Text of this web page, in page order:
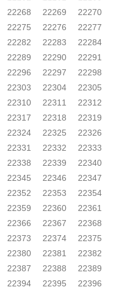
22268 22269
22270
22275 22276
22277
22282 22283
22284
22289 22290
22291
22296 22297
22298
22303 22304
22305
22310 22311
22312
22317 22318
22319
22324 22325
22326
22331 22332
22333
22338 22339
22340
22345 22346
22347
22352 22353
22354
22359 22360
22361
22366 22367
22368
22373 22374
22375
22380 22381
22382
22387 22388
22389
22394 22395
22396